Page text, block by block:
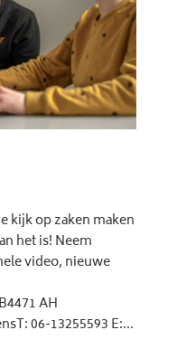
kijk op zaken maken
het is! Neem
video, nieuwe
AH
06-13255593 E:...